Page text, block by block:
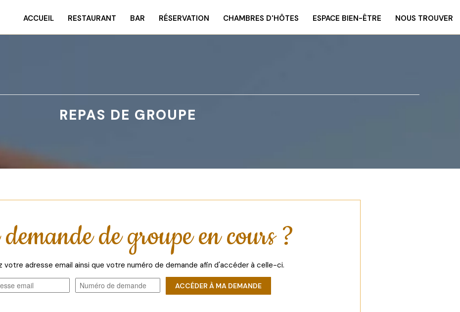
ACCUEIL RESTAURANT BAR RÉSERVATION CHAMBRES D'HÔTES ESPACE BIEN-ÊTRE NOUS TROUVER
REPAS DE GROUPE
de groupe en cours ?
votre adresse email ainsi que votre numéro de demande afin d'accéder à celle-ci.
ACCÉDER À MA DEMANDE